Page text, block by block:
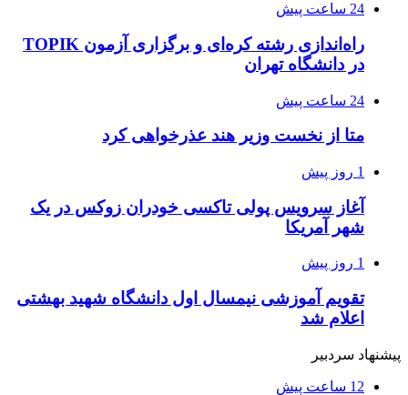
24 ساعت پیش
راه‌اندازی رشته کره‌ای و برگزاری آزمون TOPIK
در دانشگاه تهران
24 ساعت پیش
متا از نخست وزیر هند عذرخواهی کرد
1 روز پیش
آغاز سرویس پولی تاکسی خودران زوکس در یک
شهر آمریکا
1 روز پیش
تقویم آموزشی نیمسال اول دانشگاه شهید بهشتی
اعلام شد
پیشنهاد سردبیر
12 ساعت پیش